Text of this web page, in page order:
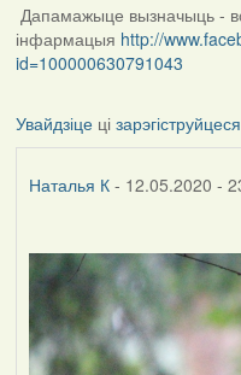
Дапамажыце вызначыць -
інфармацыя http://
id=100000630791043
Увайдзіцеці зарэгіструйцеся
Наталья К- 12.05.2020 -